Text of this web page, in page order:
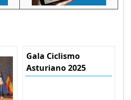
Gala Ciclismo
Asturiano 2025